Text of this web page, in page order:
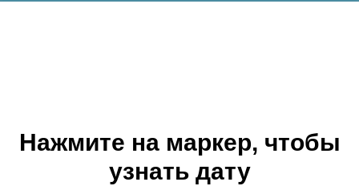
Нажмите на маркер, чтобы
узнать дату